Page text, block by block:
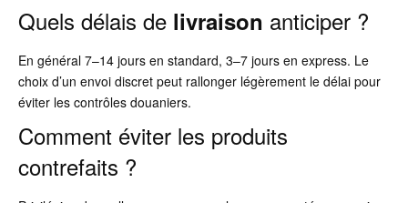
Quels délais de livraison anticiper ?
En général 7–14 jours en standard, 3–7 jours en express. Le
choix d’un envoi discret peut rallonger légèrement le délai pour
éviter les contrôles douaniers.
Comment éviter les produits
contrefaits ?